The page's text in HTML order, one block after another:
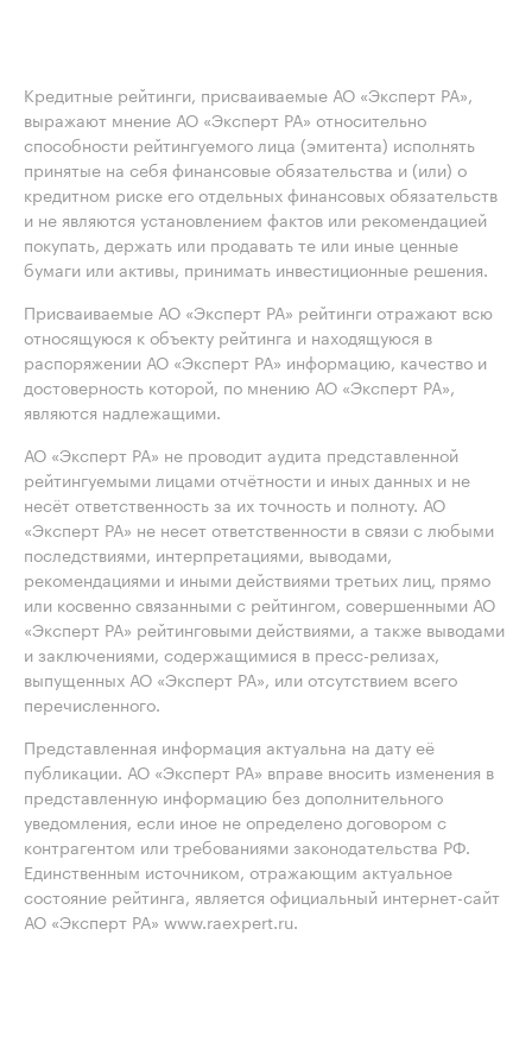
Кредитные рейтинги, присваиваемые АО «Эксперт РА»,
выражают мнение АО «Эксперт РА» относительно
способности рейтингуемого лица (эмитента) исполнять
принятые на себя финансовые обязательства и (или) о
кредитном риске его отдельных финансовых обязательств
и не являются установлением фактов или рекомендацией
покупать, держать или продавать те или иные ценные
бумаги или активы, принимать инвестиционные решения.
Присваиваемые АО «Эксперт РА» рейтинги отражают всю
относящуюся к объекту рейтинга и находящуюся в
распоряжении АО «Эксперт РА» информацию, качество и
достоверность которой, по мнению АО «Эксперт РА»,
являются надлежащими.
АО «Эксперт РА» не проводит аудита представленной
рейтингуемыми лицами отчётности и иных данных и не
несёт ответственность за их точность и полноту. АО
«Эксперт РА» не несет ответственности в связи с любыми
последствиями, интерпретациями, выводами,
рекомендациями и иными действиями третьих лиц, прямо
или косвенно связанными с рейтингом, совершенными АО
«Эксперт РА» рейтинговыми действиями, а также выводами
и заключениями, содержащимися в пресс-релизах,
выпущенных АО «Эксперт РА», или отсутствием всего
перечисленного.
Представленная информация актуальна на дату её
публикации. АО «Эксперт РА» вправе вносить изменения в
представленную информацию без дополнительного
уведомления, если иное не определено договором с
контрагентом или требованиями законодательства РФ.
Единственным источником, отражающим актуальное
состояние рейтинга, является официальный интернет-сайт
АО «Эксперт РА» www.raexpert.ru.